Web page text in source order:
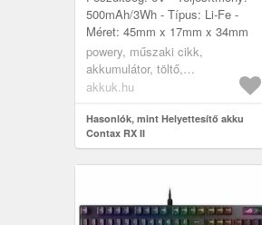
500mAh/3Wh - Típus: Li-Fe -
Méret: 45mm x 17mm x 34mm
powery, műszaki cikk,
akkumulátor, töltő,
digitáliskamera akkumulátor
akkuk.hu
Hasonlók, mint Helyettesítő akku
Contax RX II